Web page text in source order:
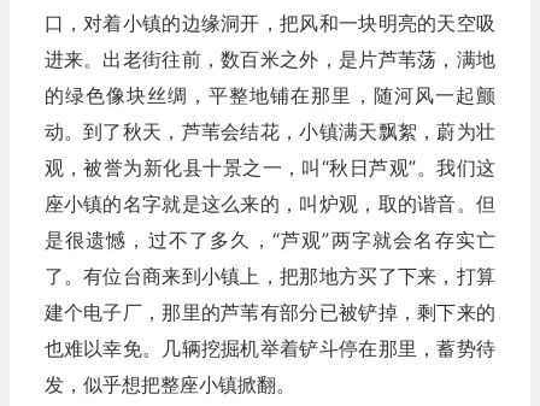
口，对着小镇的边缘洞开，把风和一块明亮的天空吸
进来。出老街往前，数百米之外，是片芦苇荡，满地
的绿色像块丝绸，平整地铺在那里，随河风一起颤
动。到了秋天，芦苇会结花，小镇满天飘絮，蔚为壮
观，被誉为新化县十景之一，叫“秋日芦观”。我们这
座小镇的名字就是这么来的，叫炉观，取的谐音。但
是很遗憾，过不了多久，“芦观”两字就会名存实亡
了。有位台商来到小镇上，把那地方买了下来，打算
建个电子厂，那里的芦苇有部分已被铲掉，剩下来的
也难以幸免。几辆挖掘机举着铲斗停在那里，蓄势待
发，似乎想把整座小镇掀翻。